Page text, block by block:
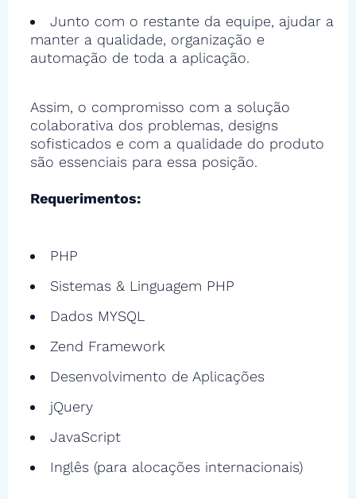
Junto com o restante da equipe, ajudar a
manter a qualidade, organização e
automação de toda a aplicação.
Assim, o compromisso com a solução
colaborativa dos problemas, designs
sofisticados e com a qualidade do produto
são essenciais para essa posição.
Requerimentos:
PHP
Sistemas & Linguagem PHP
Dados MYSQL
Zend Framework
Desenvolvimento de Aplicações
jQuery
JavaScript
Inglês (para alocações internacionais)